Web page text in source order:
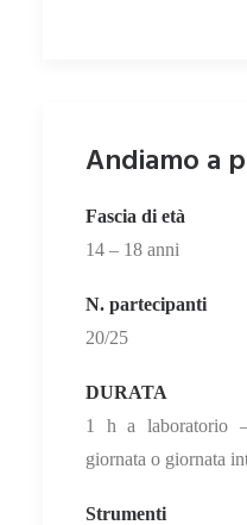
Andiamo a
Fascia di età
14 – 18 anni
N. partecipanti
20/25
DURATA
1 h a laboratorio
giornata o giornata
Strumenti